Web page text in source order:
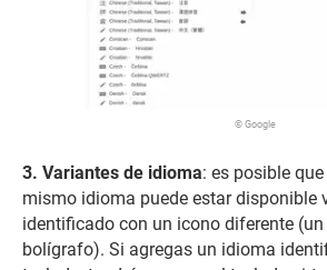
© Google
Variantes de idioma: es posible
mismo idioma puede estar disponible
identificado con un icono diferente
bolígrafo). Si agregas un idioma